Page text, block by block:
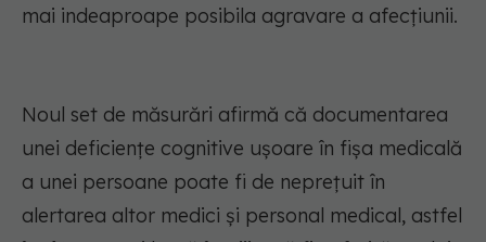
mai indeaproape posibila agravare a afecțiunii.
Noul set de măsurări afirmă că documentarea
unei deficiențe cognitive ușoare în fișa medicală
a unei persoane poate fi de neprețuit în
alertarea altor medici și personal medical, astfel